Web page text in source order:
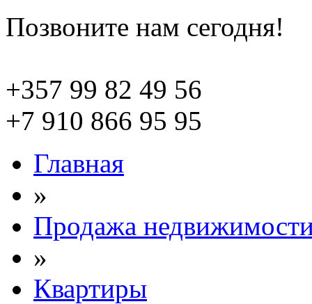
Позвоните нам сегодня!
+357 99 82 49 56
+7 910 866 95 95
Главная
»
Продажа
»
Квартиры